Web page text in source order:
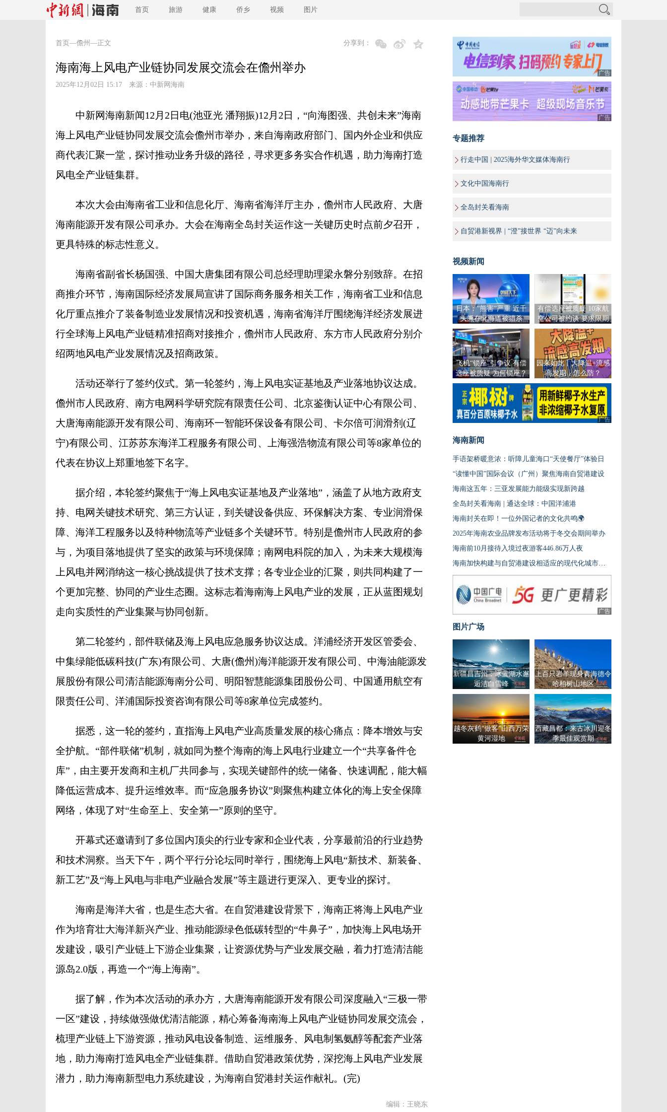
首页 旅游 健康 侨乡 视频 图片
首页 —儋州 —正文 分享到：
海南海上风电产业链协同发展交流会在儋州举办
2025年12月02日 15:17 来源： 中新网海南
中新网海南新闻12月2日电(池亚光 潘翔振)12月2日，“向海图强、共创未来”海南
海上风电产业链协同发展交流会儋州市举办，来自海南政府部门、国内外企业和供应
商代表汇聚一堂，探讨推动业务升级的路径，寻求更多务实合作机遇，助力海南打造
风电全产业链集群。
本次大会由海南省工业和信息化厅、海南省海洋厅主办，儋州市人民政府、大唐
海南能源开发有限公司承办。大会在海南全岛封关运作这一关键历史时点前夕召开，
更具特殊的标志性意义。
海南省副省长杨国强、中国大唐集团有限公司总经理助理梁永磐分别致辞。在招
商推介环节，海南国际经济发展局宣讲了国际商务服务相关工作，海南省工业和信息
化厅重点推介了装备制造业发展情况和投资机遇，海南省海洋厅围绕海洋经济发展进
行全球海上风电产业链精准招商对接推介，儋州市人民政府、东方市人民政府分别介
绍两地风电产业发展情况及招商政策。
活动还举行了签约仪式。第一轮签约，海上风电实证基地及产业落地协议达成。
儋州市人民政府、南方电网科学研究院有限责任公司、北京鉴衡认证中心有限公司、
大唐海南能源开发有限公司、海南环一智能环保设备有限公司、卡尔倍可润滑剂(辽
宁)有限公司、江苏苏东海洋工程服务有限公司、上海强浩物流有限公司等8家单位的
代表在协议上郑重地签下名字。
据介绍，本轮签约聚焦于“海上风电实证基地及产业落地”，涵盖了从地方政府支
持、电网关键技术研究、第三方认证，到关键设备供应、环保解决方案、专业润滑保
障、海洋工程服务以及特种物流等产业链多个关键环节。特别是儋州市人民政府的参
与，为项目落地提供了坚实的政策与环境保障；南网电科院的加入，为未来大规模海
上风电并网消纳这一核心挑战提供了技术支撑；各专业企业的汇聚，则共同构建了一
个更加完整、协同的产业生态圈。这标志着海南海上风电产业的发展，正从蓝图规划
走向实质性的产业集聚与协同创新。
第二轮签约，部件联储及海上风电应急服务协议达成。洋浦经济开发区管委会、
中集绿能低碳科技(广东)有限公司、大唐(儋州)海洋能源开发有限公司、中海油能源发
展股份有限公司清洁能源海南分公司、明阳智慧能源集团股份公司、中国通用航空有
限责任公司、洋浦国际投资咨询有限公司等8家单位完成签约。
据悉，这一轮的签约，直指海上风电产业高质量发展的核心痛点：降本增效与安
全护航。“部件联储”机制，就如同为整个海南的海上风电行业建立一个“共享备件仓
库”，由主要开发商和主机厂共同参与，实现关键部件的统一储备、快速调配，能大幅
降低运营成本、提升运维效率。而“应急服务协议”则聚焦构建立体化的海上安全保障
网络，体现了对“生命至上、安全第一”原则的坚守。
开幕式还邀请到了多位国内顶尖的行业专家和企业代表，分享最前沿的行业趋势
和技术洞察。当天下午，两个平行分论坛同时举行，围绕海上风电“新技术、新装备、
新工艺”及“海上风电与非电产业融合发展”等主题进行更深入、更专业的探讨。
海南是海洋大省，也是生态大省。在自贸港建设背景下，海南正将海上风电产业
作为培育壮大海洋新兴产业、推动能源绿色低碳转型的“牛鼻子”，加快海上风电场开
发建设，吸引产业链上下游企业集聚，让资源优势与产业发展交融，着力打造清洁能
源岛2.0版，再造一个“海上海南”。
据了解，作为本次活动的承办方，大唐海南能源开发有限公司深度融入“三极一带
一区”建设，持续做强做优清洁能源，精心筹备海南海上风电产业链协同发展交流会，
梳理产业链上下游资源，推动风电设备制造、运维服务、风电制氢氨醇等配套产业落
地，助力海南打造风电全产业链集群。借助自贸港政策优势，深挖海上风电产业发展
潜力，助力海南新型电力系统建设，为海南自贸港封关运作献礼。(完)
编辑：王晓东
广告
广告
专题推荐
行走中国 | 2025海外华文媒体海南行
文化中国海南行
全岛封关看海南
自贸港新视界 | “澄”接世界 “迈”向未来
视频新闻
日本：“熊害”严重 近千
头熊在北海道被猎杀
有偿选座被质疑 10家航
空公司被约谈 要求限期
整改
飞机“锁座”引争议 有偿
选座被质疑 为何锁座？
园来如此丨大降温+流感
高发期，怎么防？
广告
广告
海南新闻
手语架桥暖意浓：听障儿童海口“天使餐厅”体验日
“读懂中国”国际会议（广州）聚焦海南自贸港建设
海南这五年：三亚发展能力能级实现新跨越
全岛封关看海南 | 通达全球：中国洋浦港
海南封关在即！一位外国记者的文化共鸣🌍
2025年海南农业品牌发布活动将于冬交会期间举办
海南前10月接待入境过夜游客446.86万人夜
海南加快构建与自贸港建设相适应的现代化城市体系
广告
图片广场
新疆昌吉州：冰蓝湖水邂
逅洁白雪峰
上百只岩羊现身青海德令
哈柏树山地区
越冬灰鹤“做客”山西万荣
黄河湿地
西藏昌都：来古冰川迎冬
季最佳观赏期